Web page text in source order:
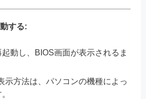
する:
動し、BIOS画面が表示されるま
示方法は、パソコンの機種によっ